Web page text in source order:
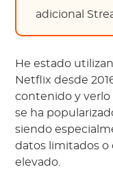
adicional
He estado
Netflix desde
contenido y verlo
se ha
siendo
datos limitados o
elevado.